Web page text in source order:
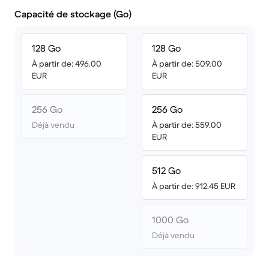
Capacité de stockage (Go)
128 Go
À partir de: 496.00
EUR
256 Go
Déjà vendu
128 Go
À partir de: 509.00
EUR
256 Go
À partir de: 559.00
EUR
512 Go
À partir de: 912.45 EUR
1000 Go
Déjà vendu